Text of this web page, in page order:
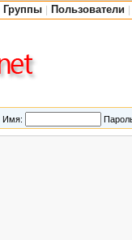
Группы Пользователи
Имя: